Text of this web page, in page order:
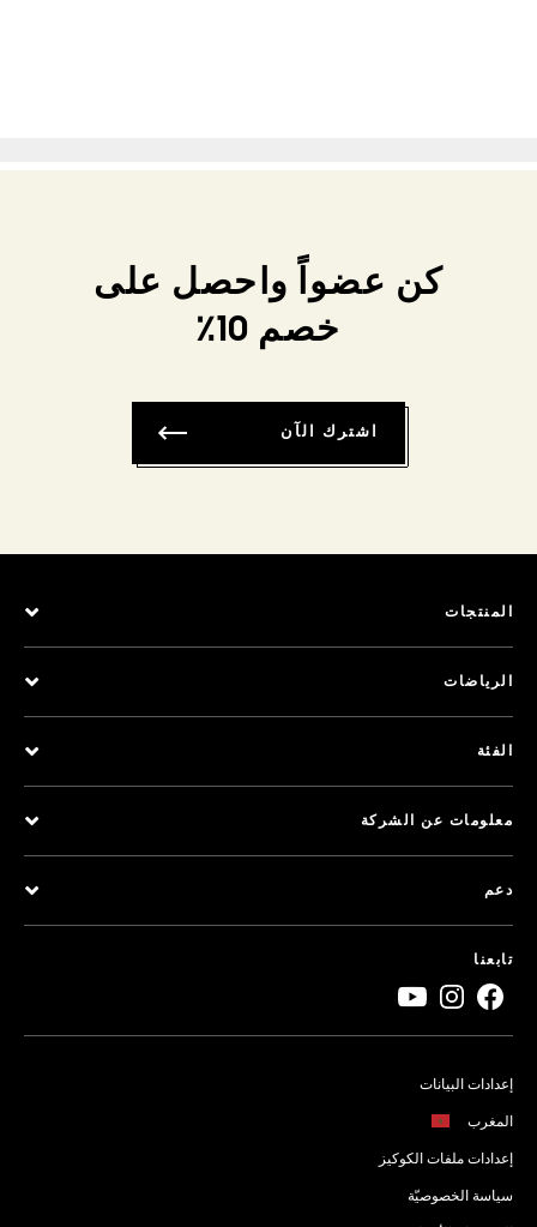
كن عضواً واحصل على
خصم 10٪
اشترك الآن
المنتجات
الرياضات
الفئة
معلومات عن الشركة
دعم
تابعنا
إعدادات البيانات
المغرب
إعدادات ملفات الكوكيز
سياسة الخصوصيّة